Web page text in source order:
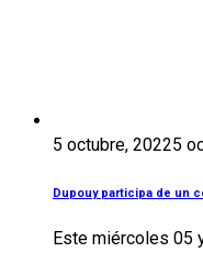
5 octubre, 20225
Dupouy participa de un
Este miércoles 05